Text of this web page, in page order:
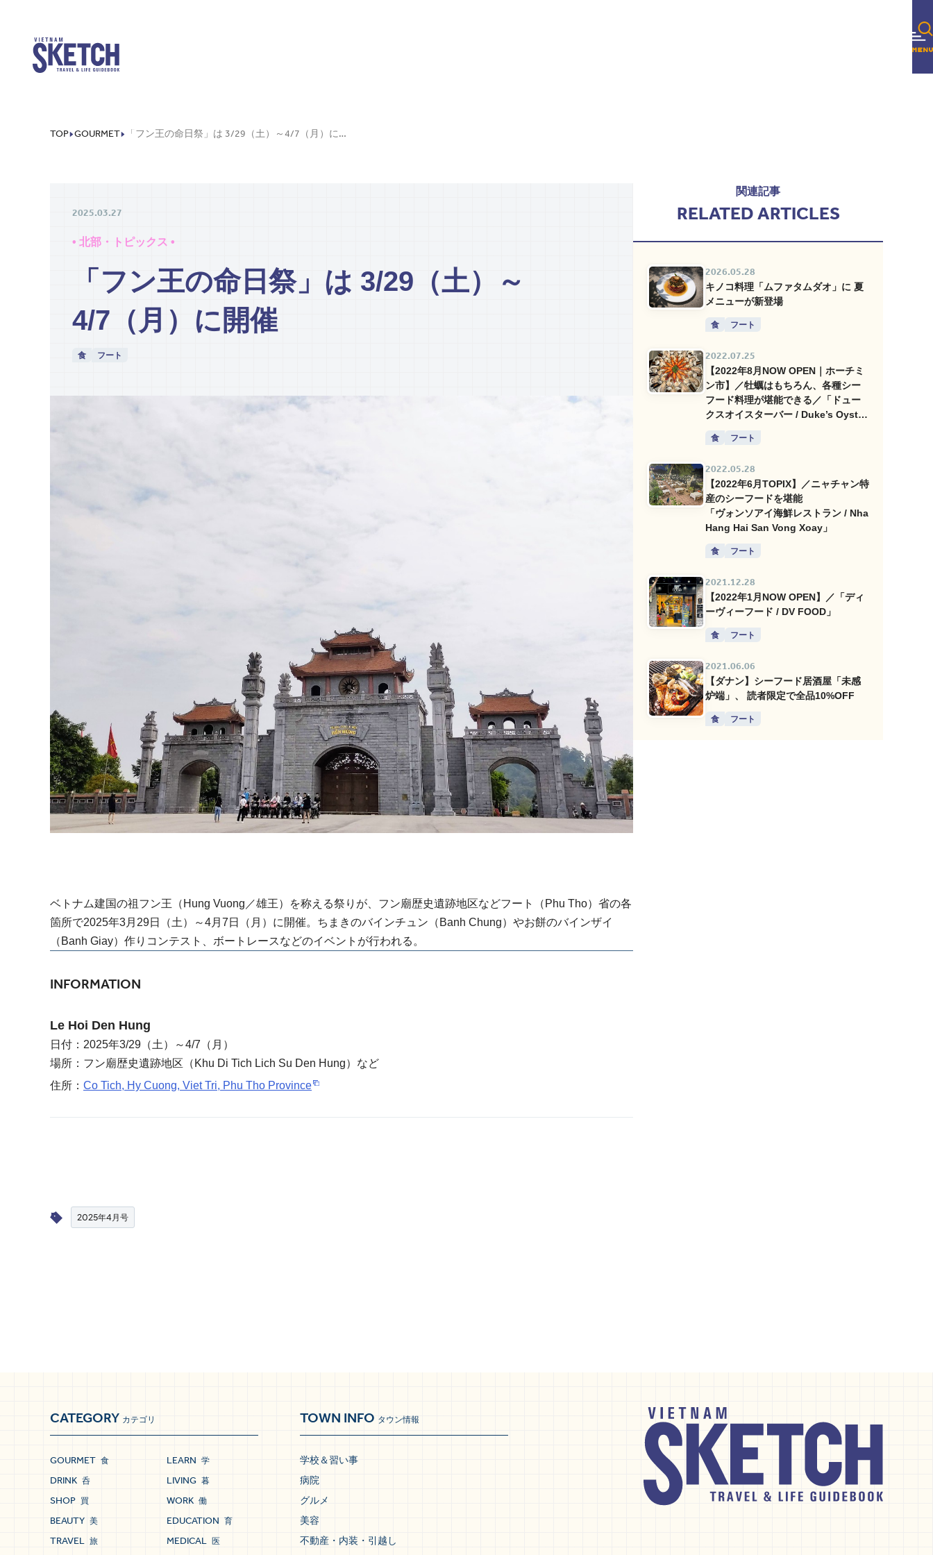
TOP GOURMET 「フン王の命日祭」は 3/29（土）～4/7（月）に開催
2025.03.27
• 北部・トピックス •
「フン王の命日祭」は 3/29（土）～
4/7（月）に開催
食 フート
ベトナム建国の祖フン王（Hung Vuong／雄王）を称える祭りが、フン廟歴史遺跡地区などフート（Phu Tho）省の各
箇所で2025年3月29日（土）～4月7日（月）に開催。ちまきのバインチュン（Banh Chung）やお餅のバインザイ
（Banh Giay）作りコンテスト、ボートレースなどのイベントが行われる。
INFORMATION
Le Hoi Den Hung
日付：2025年3/29（土）～4/7（月）
場所：フン廟歴史遺跡地区（Khu Di Tich Lich Su Den Hung）など
住所： Co Tich, Hy Cuong, Viet Tri, Phu Tho Province
2025年4月号
関連記事
RELATED ARTICLES
2026.05.28
キノコ料理「ムファタムダオ」に 夏
メニューが新登場
食 フート
2022.07.25
【2022年8月NOW OPEN｜ホーチミ
ン市】／牡蠣はもちろん、各種シー
フード料理が堪能できる／「ドュー
クスオイスターバー / Duke’s Oyster
食 フート
2022.05.28
【2022年6月TOPIX】／ニャチャン特
産のシーフードを堪能
「ヴォンソアイ海鮮レストラン / Nha
Hang Hai San Vong Xoay」
食 フート
2021.12.28
【2022年1月NOW OPEN】／「ディ
ーヴィーフード / DV FOOD」
食 フート
2021.06.06
【ダナン】シーフード居酒屋「未感
炉端」、 読者限定で全品10%OFF
食 フート
CATEGORY カテゴリ
GOURMET 食
DRINK 呑
SHOP 買
BEAUTY 美
TRAVEL 旅
LEARN 学
LIVING 暮
WORK 働
EDUCATION 育
MEDICAL 医
TOWN INFO タウン情報
学校＆習い事
病院
グルメ
美容
不動産・内装・引越し